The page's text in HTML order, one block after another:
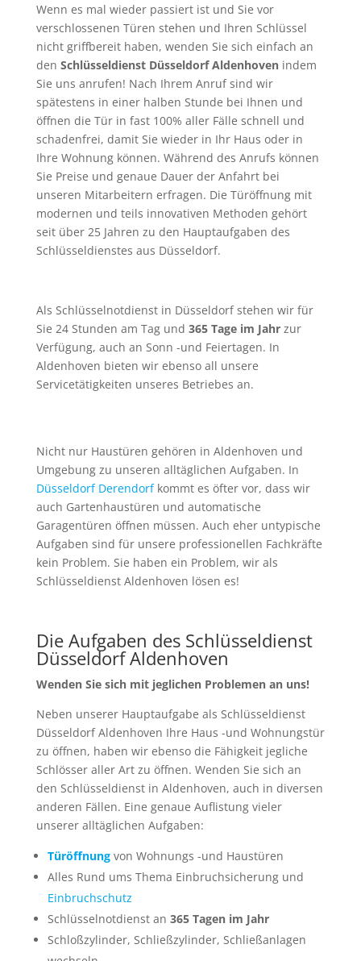
Wenn es mal wieder passiert ist und Sie vor
verschlossenen Türen stehen und Ihren Schlüssel
nicht griffbereit haben, wenden Sie sich einfach an
den Schlüsseldienst Düsseldorf Aldenhovenindem
Sie uns anrufen! Nach Ihrem Anruf sind wir
spätestens in einer halben Stunde bei Ihnen und
öffnen die Tür in fast 100% aller Fälle schnell und
schadenfrei, damit Sie wieder in Ihr Haus oder in
Ihre Wohnung können. Während des Anrufs können
Sie Preise und genaue Dauer der Anfahrt bei
unseren Mitarbeitern erfragen. Die Türöffnung mit
modernen und teils innovativen Methoden gehört
seit über 25 Jahren zu den Hauptaufgaben des
Schlüsseldienstes aus Düsseldorf.
Als Schlüsselnotdienst in Düsseldorf stehen wir für
Sie 24 Stunden am Tag und 365 Tage im Jahrzur
Verfügung, auch an Sonn -und Feiertagen. In
Aldenhoven bieten wir ebenso all unsere
Servicetätigkeiten unseres Betriebes an.
Nicht nur Haustüren gehören in Aldenhoven und
Umgebung zu unseren alltäglichen Aufgaben. In
Düsseldorf Derendorfkommt es öfter vor, dass wir
auch Gartenhaustüren und automatische
Garagentüren öffnen müssen. Auch eher untypische
Aufgaben sind für unsere professionellen Fachkräfte
kein Problem. Sie haben ein Problem, wir als
Schlüsseldienst Aldenhoven lösen es!
Die Aufgaben des Schlüsseldienst
Düsseldorf Aldenhoven
Wenden Sie sich mit jeglichen Problemen an uns!
Neben unserer Hauptaufgabe als Schlüsseldienst
Düsseldorf Aldenhoven Ihre Haus -und Wohnungstür
zu öffnen, haben wir ebenso die Fähigkeit jegliche
Schlösser aller Art zu öffnen. Wenden Sie sich an
den Schlüsseldienst in Aldenhoven, auch in diversen
anderen Fällen. Eine genaue Auflistung vieler
unserer alltäglichen Aufgaben:
Türöffnungvon Wohnungs -und Haustüren
Alles Rund ums Thema Einbruchsicherung und
Einbruchschutz
Schlüsselnotdienst an 365 Tagen im Jahr
Schloßzylinder, Schließzylinder, Schließanlagen